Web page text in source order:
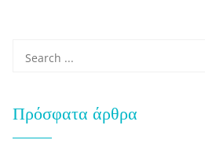
Πρόσφατα άρθρα